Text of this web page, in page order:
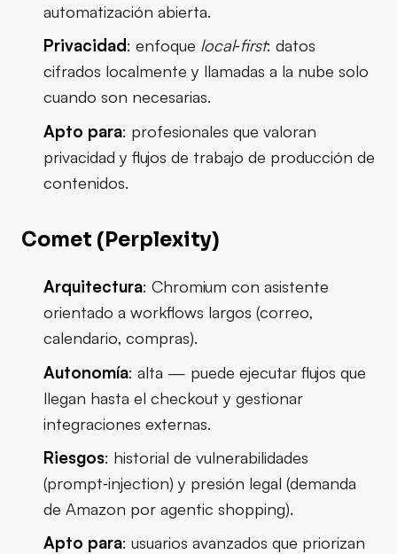
automatización abierta.
Privacidad: enfoque local‑first: datos
cifrados localmente y llamadas a la nube solo
cuando son necesarias.
Apto para: profesionales que valoran
privacidad y flujos de trabajo de producción de
contenidos.
Comet (Perplexity)
Arquitectura: Chromium con asistente
orientado a workflows largos (correo,
calendario, compras).
Autonomía: alta — puede ejecutar flujos que
llegan hasta el checkout y gestionar
integraciones externas.
Riesgos: historial de vulnerabilidades
(prompt‑injection) y presión legal (demanda
de Amazon por agentic shopping).
Apto para: usuarios avanzados que priorizan